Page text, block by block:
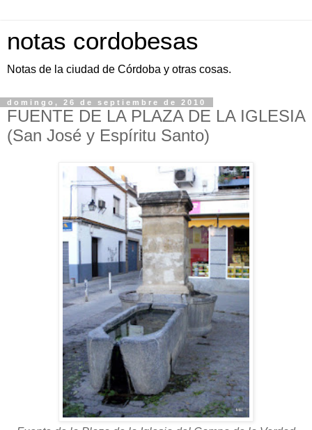
notas cordobesas
Notas de la ciudad de Córdoba y otras cosas.
domingo, 26 de septiembre de 2010
FUENTE DE LA PLAZA DE LA IGLESIA
(San José y Espíritu Santo)